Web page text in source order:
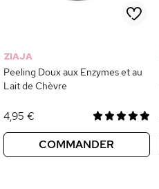
ZIAJA
Peeling Doux aux Enzymes et au
Lait de Chèvre
4,95 €
COMMANDER